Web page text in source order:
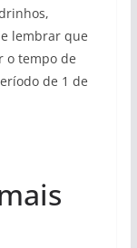
lembrar que
o tempo de
de 1 de